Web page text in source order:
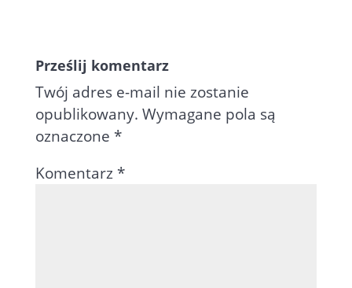
Prześlij komentarz
Twój adres e-mail nie zostanie
opublikowany. Wymagane pola są
oznaczone *
Komentarz *